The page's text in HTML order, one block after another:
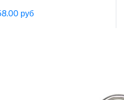
руб